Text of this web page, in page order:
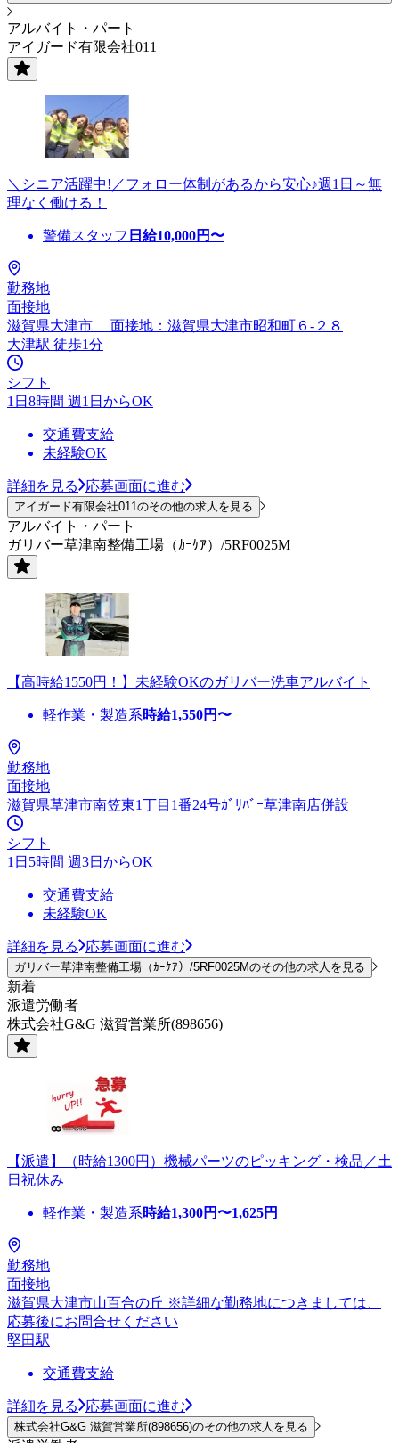
アルバイト・パート
アイガード有限会社011
＼シニア活躍中!／フォロー体制があるから安心♪週1日～無
理なく働ける！
警備スタッフ 日給10,000円〜
勤務地
面接地
滋賀県大津市 面接地：滋賀県大津市昭和町６-２８
大津駅 徒歩1分
シフト
1日8時間 週1日からOK
交通費支給
未経験OK
詳細を見る 応募画面に進む
アイガード有限会社011のその他の求人を見る
アルバイト・パート
ガリバー草津南整備工場（ｶｰｹｱ）/5RF0025M
【高時給1550円！】未経験OKのガリバー洗車アルバイト
軽作業・製造系時給1,550円〜
勤務地
面接地
滋賀県草津市南笠東1丁目1番24号ｶﾞﾘﾊﾞｰ草津南店併設
シフト
1日5時間 週3日からOK
交通費支給
未経験OK
詳細を見る 応募画面に進む
ガリバー草津南整備工場（ｶｰｹｱ）/5RF0025Mのその他の求人を見る
新着
派遣労働者
株式会社G&G 滋賀営業所(898656)
【派遣】（時給1300円）機械パーツのピッキング・検品／土
日祝休み
軽作業・製造系時給1,300円〜1,625円
勤務地
面接地
滋賀県大津市山百合の丘 ※詳細な勤務地につきましては、
応募後にお問合せください
堅田駅
交通費支給
詳細を見る 応募画面に進む
株式会社G&G 滋賀営業所(898656)のその他の求人を見る